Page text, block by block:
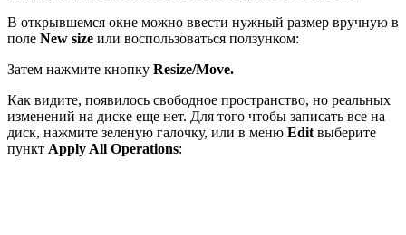
В открывшемся окне можно ввести нужный размер вручную в
поле New size или воспользоваться ползунком:
Затем нажмите кнопку Resize/Move.
Как видите, появилось свободное пространство, но реальных
изменений на диске еще нет. Для того чтобы записать все на
диск, нажмите зеленую галочку, или в меню Edit выберите
пункт Apply All Operations: